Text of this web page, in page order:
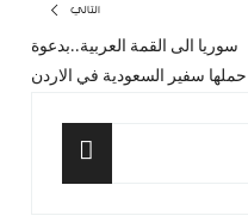
التالي
سوريا الى القمة العربية..بدعوة
حملها سفير السعودية في الاردن